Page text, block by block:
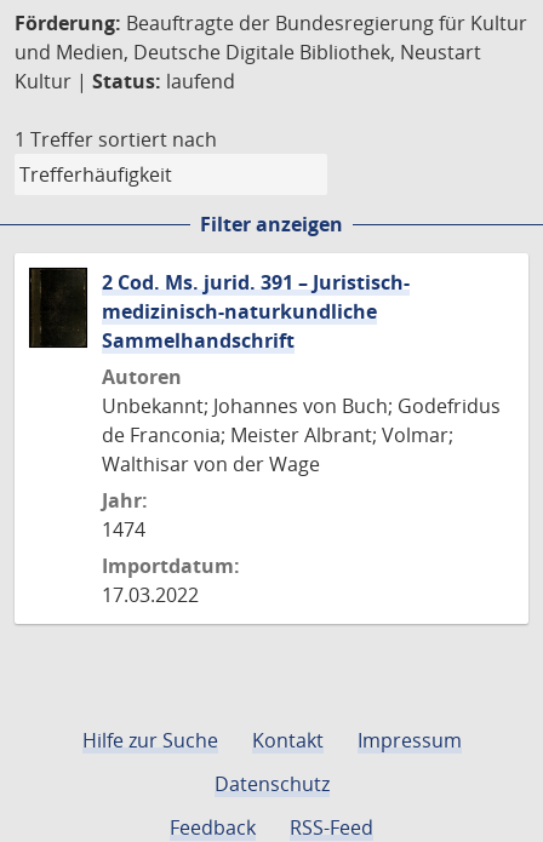
Förderung: Beauftragte der Bundesregierung für Kultur
und Medien, Deutsche Digitale Bibliothek, Neustart
Kultur | Status: laufend
1 Treffer sortiert nach
Filter anzeigen
2 Cod. Ms. jurid. 391 – Juristisch-
medizinisch-naturkundliche
Sammelhandschrift
Autoren
Unbekannt; Johannes von Buch; Godefridus
de Franconia; Meister Albrant; Volmar;
Walthisar von der Wage
Jahr:
1474
Importdatum:
17.03.2022
Hilfe zur Suche Kontakt
Impressum
Datenschutz
Feedback
RSS-Feed